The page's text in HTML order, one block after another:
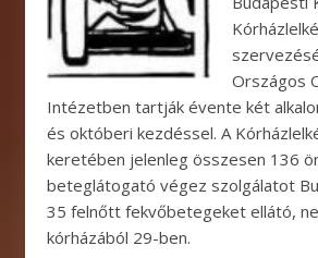
Országos
Intézetben tartják évente két
és októberi kezdéssel. A
keretében jelenleg összesen 136
beteglátogató végez szolgálatot
35 felnőtt fekvőbetegeket ellátó,
kórházából 29-ben.